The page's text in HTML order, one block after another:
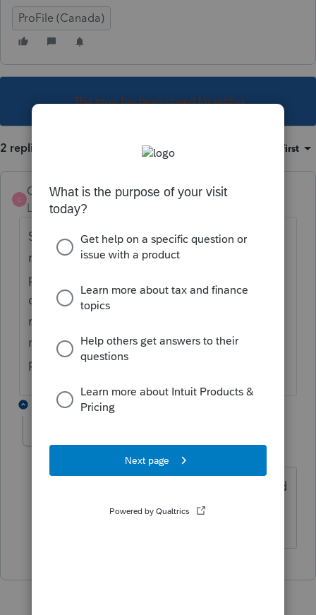
ProFile (Canada)
This topic has been closed for replies.
2 replies Oldest first
C
Cham123456
Level 6
Forum|Forum|6 years ago
Su vous avez un reçu REER qui a le
moindrement l'air d'être un versement
périodique, INSISTER auprès du
contribuable pour qu'il vous fournisse le
reçu pour les 60 premiers jours, mettre une
note au dossier et ATTENDRE avant de
produire final.
1 reply
Forum|Forum|6 years ago
Je sais bien mais il nous en passe quand
même quelques-uns. Plutôt